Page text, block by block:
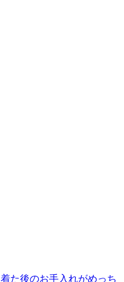
た後のお手入れがめっち